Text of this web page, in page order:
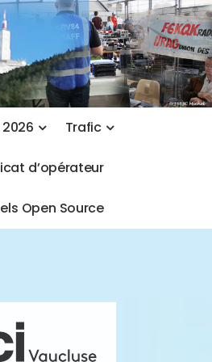
2026 Trafic
icat d’opérateur
els Open Source